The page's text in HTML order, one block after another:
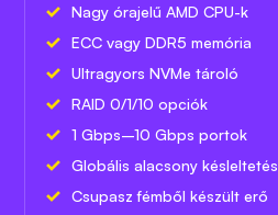
Nagy órajelű AMD CPU-k
ECC vagy DDR5 memória
Ultragyors NVMe tároló
RAID 0/1/10 opciók
1 Gbps–10 Gbps portok
Globális alacsony késleltetés
Csupasz fémből készült erő